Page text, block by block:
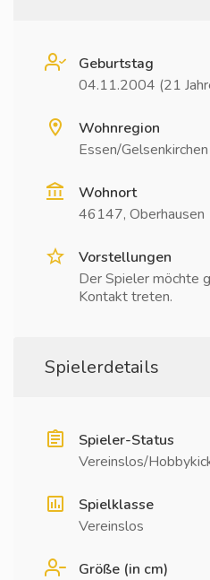
Geburtstag
04.11.2004 (21
Wohnregion
Essen/Gelsenkirchen
Wohnort
46147, Oberhausen
Vorstellungen
Der Spieler möchte
Kontakt treten.
Spielerdetails
Spieler-Status
Vereinslos/
Spielklasse
Vereinslos
Größe (in cm)